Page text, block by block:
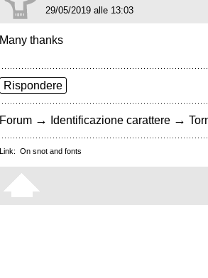
29/05/2019 alle 13:03
Many thanks
Rispondere
Forum → Identificazione carattere →
Link: On snot and fonts